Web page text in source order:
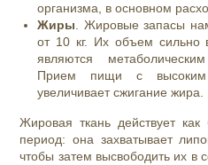
организма, в основном
Жиры. Жировые запасы
от 10 кг. Их объем сильно
являются
Прием пищи с
увеличивает сжигание жира.
Жировая ткань действует
период: она захватывает
чтобы затем высвободить их в